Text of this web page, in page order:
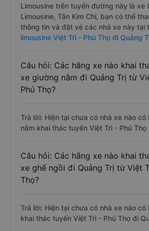
Limousine trên tuyến đường này là xe
Limousine, Tân Kim Chi, bạn có thể
thông tin và đặt vé các nhà xe này tại
limousine Việt Trì - Phú Thọ đi Quảng
Câu hỏi: Các hãng xe nào khai
xe giường nằm đi Quảng Trị từ
Phú Thọ?
Trả lời: Hiện tại chưa có nhà xe nào có
nằm khai thác tuyến Việt Trì - Phú Thọ
Câu hỏi: Các hãng xe nào khai
xe ghế ngồi đi Quảng Trị từ Việt
Thọ?
Trả lời: Hiện tại chưa có nhà xe nào có
khai thác tuyến Việt Trì - Phú Thọ đi